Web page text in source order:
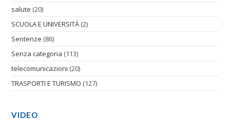
salute (20)
SCUOLA E UNIVERSITÀ (2)
Sentenze (86)
Senza categoria (113)
telecomunicazioni (20)
TRASPORTI E TURISMO (127)
VIDEO